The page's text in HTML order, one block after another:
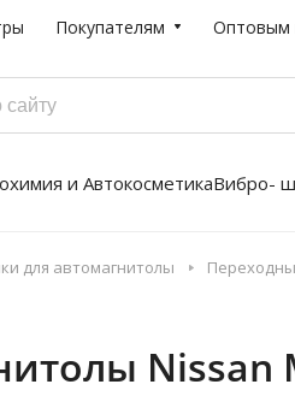
Покупателям Оптовым
и АвтокосметикаВибро-
для автомагнитолы
Nissan